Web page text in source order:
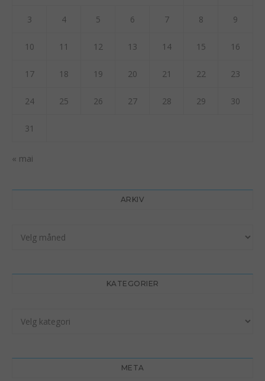
3 4 5 6 7 8 9
10 11 12 13 14 15 16
17 18 19 20 21 22 23
24 25 26 27 28 29 30
31
« mai
ARKIV
KATEGORIER
Kategorier
META